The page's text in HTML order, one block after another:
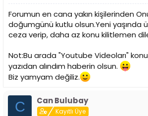
Forumun en cana yakın kişilerinden
doğumgünü kutlu olsun.Yeni yaşında
ceza verip, daha az konu kilitlemen
Not:Bu arada "Youtube Videoları"
yazıdan alındım haberin olsun.
Biz yamyam değiliz.
C Can Bulubay
Kayıtlı Üye